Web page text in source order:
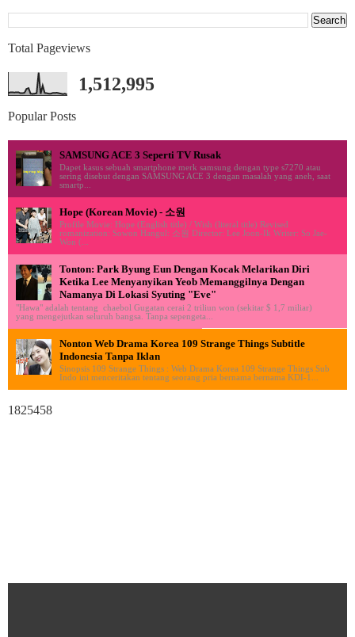
Total Pageviews
1,512,995
Popular Posts
SAMSUNG ACE 3 Seperti TV Rusak
Dapet kasus sebuah smartphone merk samsung dengan type s7270 atau
sering disebut dengan SAMSUNG ACE 3 dengan masalah yang aneh, saat
smartp...
Hope (Korean Movie) - 소원
Profile Movie: Hope (English title) / Wish (literal title) Revised
romanization: Sowon Hangul: 소원 Director: Lee Joon-Ik Writer: So Jae-
Won (...
Tonton: Park Byung Eun Dengan Kocak Melarikan Diri
Ketika Lee Menyanyikan Yeob Memanggilnya Dengan
Namanya Di Lokasi Syuting "Eve"
"Hawa" adalah tentang chaebol Gugatan cerai 2 triliun won (sekitar $ 1,7 miliar)
yang mengejutkan seluruh bangsa. Tanpa sepengeta...
Nonton Web Drama Korea 109 Strange Things Subtitle
Indonesia Tanpa Iklan
Sinopsis 109 Strange Things : Web Drama Korea 109 Strange Things Sub
Indo ini menceritakan tentang seorang pria bernama bernama KDI-1...
1825458